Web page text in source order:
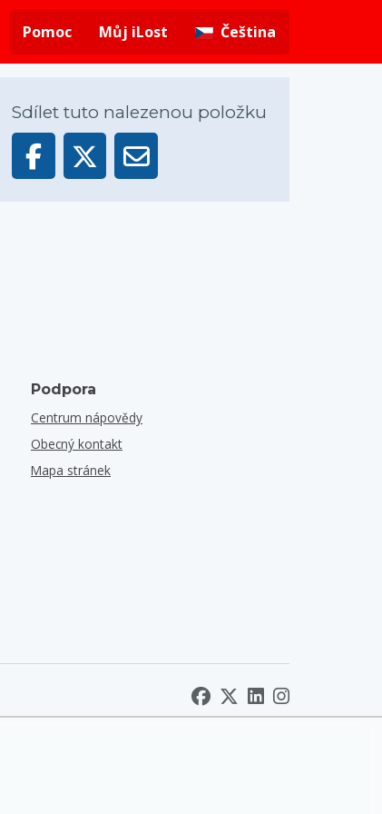
Pomoc
Můj iLost Čeština
Sdílet tuto nalezenou položku
Podpora
Centrum nápovědy
Obecný kontakt
Mapa stránek